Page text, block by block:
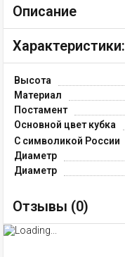
Описание
Характеристики:
Высота
Материал
Постамент
Основной цвет кубка
С символикой России
Диаметр
Диаметр
Отзывы (0)